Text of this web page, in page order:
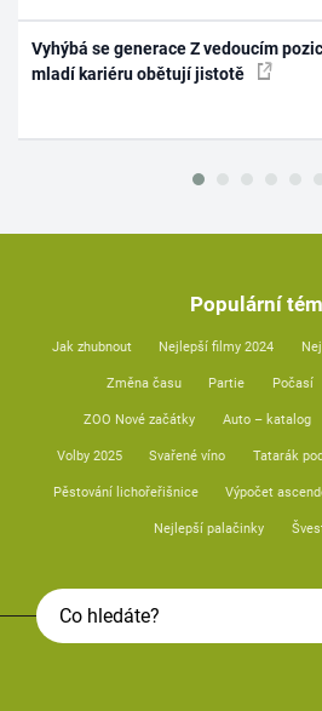
Vyhýbá se generace Z vedoucím
mladí kariéru obětují jistotě
Populární
Jak zhubnout Nejlepší filmy 2024
Změna času Partie Počasí
ZOO Nové začátky Auto – katalog
Volby 2025 Svařené víno Tatarák
Pěstování lichořeřišnice Výpočet
Nejlepší palačinky